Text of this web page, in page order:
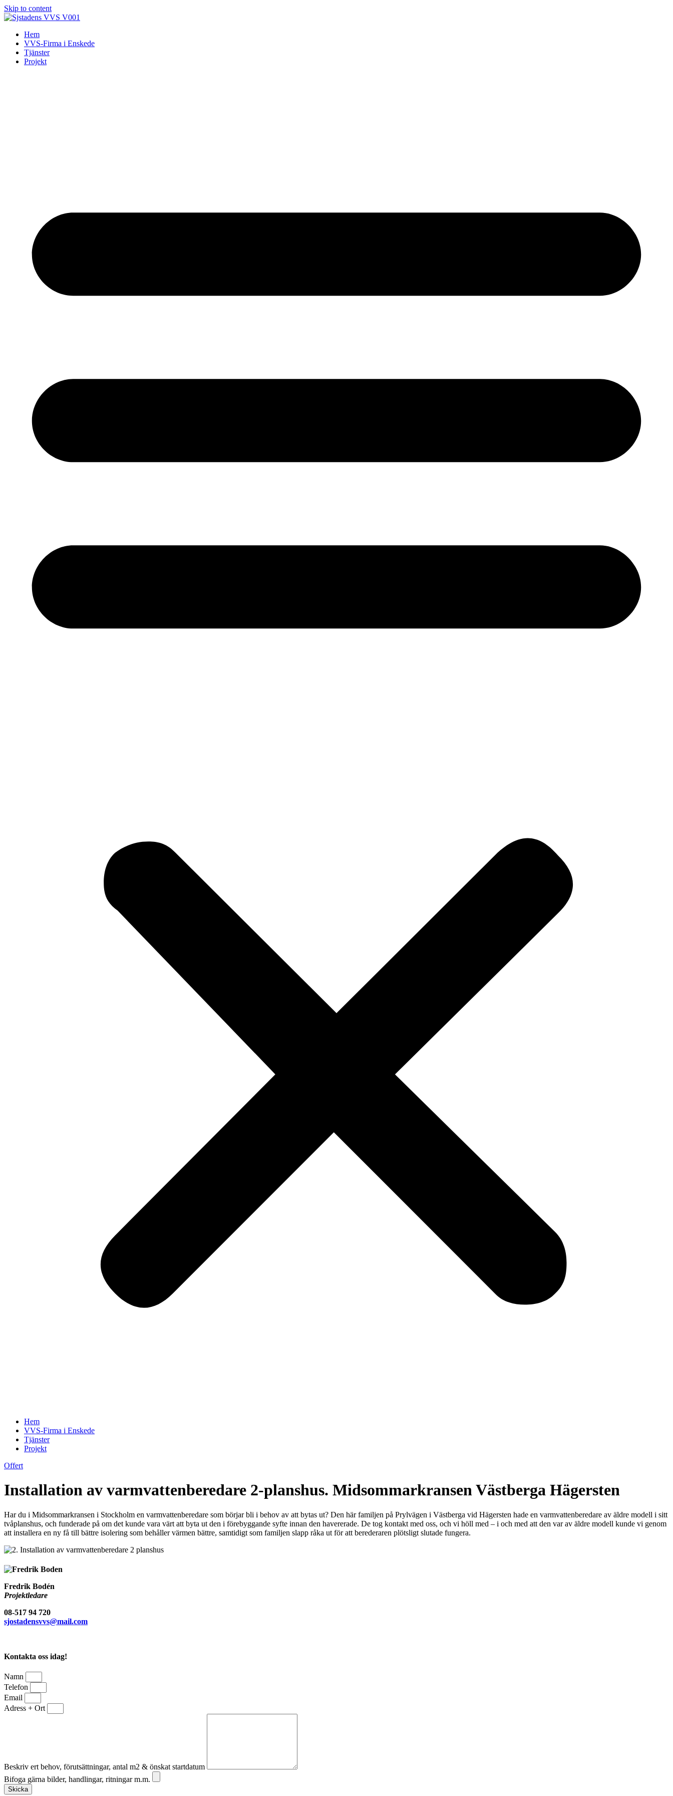
Skip to content
Hem
VVS-Firma i Enskede
Tjänster
Projekt
Hem
VVS-Firma i Enskede
Tjänster
Projekt
Offert
Installation av varmvattenberedare 2-planshus. Midsommarkransen Västberga Hägersten
Har du i Midsommarkransen i Stockholm en varmvattenberedare som börjar bli i behov av att bytas ut? Den här familjen på Prylvägen i Västberga vid Hägersten hade en varmvattenberedare av äldre modell i sitt
tvåplanshus, och funderade på om det kunde vara värt att byta ut den i förebyggande syfte innan den havererade. De tog kontakt med oss, och vi höll med – i och med att den var av äldre modell kunde vi genom
att installera en ny få till bättre isolering som behåller värmen bättre, samtidigt som familjen slapp råka ut för att berederaren plötsligt slutade fungera.
Fredrik Bodén
Projektledare
08-517 94 720
sjostadensvvs@mail.com
Kontakta oss idag!
Namn
Telefon
Email
Adress + Ort
Beskriv ert behov, förutsättningar, antal m2 & önskat startdatum
Bifoga gärna bilder, handlingar, ritningar m.m.
Skicka